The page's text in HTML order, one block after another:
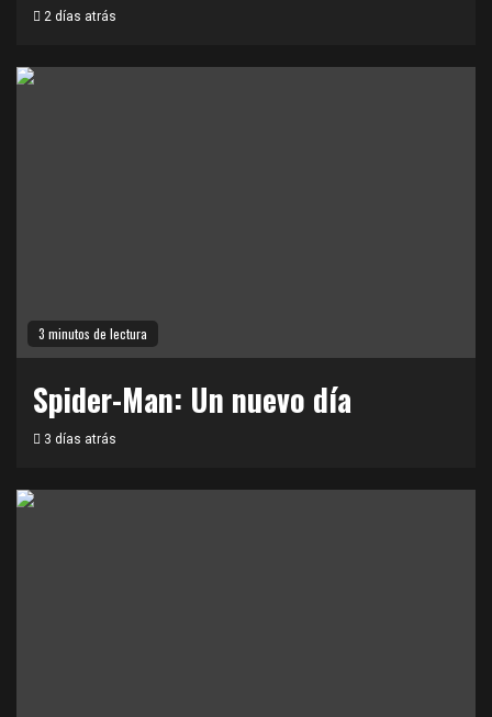
2 días atrás
3 minutos de lectura
Spider-Man: Un nuevo día
3 días atrás